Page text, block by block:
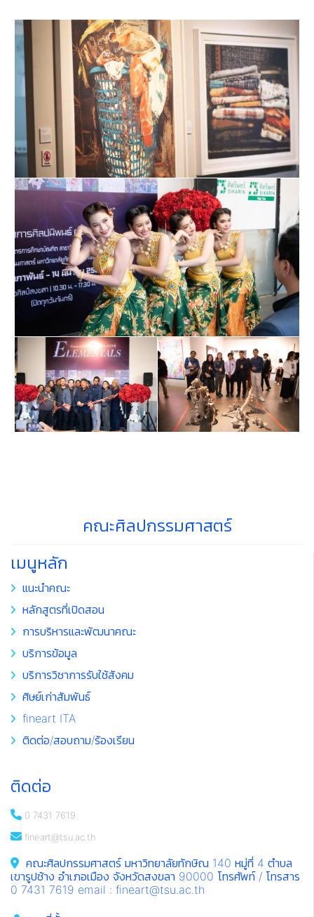
คณะศิลปกรรมศาสตร์
เมนูหลัก
แนะนำคณะ
หลักสูตรที่เปิดสอน
การบริหารและพัฒนาคณะ
บริการข้อมูล
บริการวิชาการรับใช้สังคม
ศิษย์เก่าสัมพันธ์
fineart ITA
ติดต่อ/สอบถาม/ร้องเรียน
ติดต่อ
0 7431 7619
fineart@tsu.ac.th
คณะศิลปกรรมศาสตร์ มหาวิทยาลัยทักษิณ 140 หมู่ที่ 4 ตำบล
เขารูปช้าง อำเภอเมือง จังหวัดสงขลา 90000 โทรศัพท์ / โทรสาร
0 7431 7619 email : fineart@tsu.ac.th